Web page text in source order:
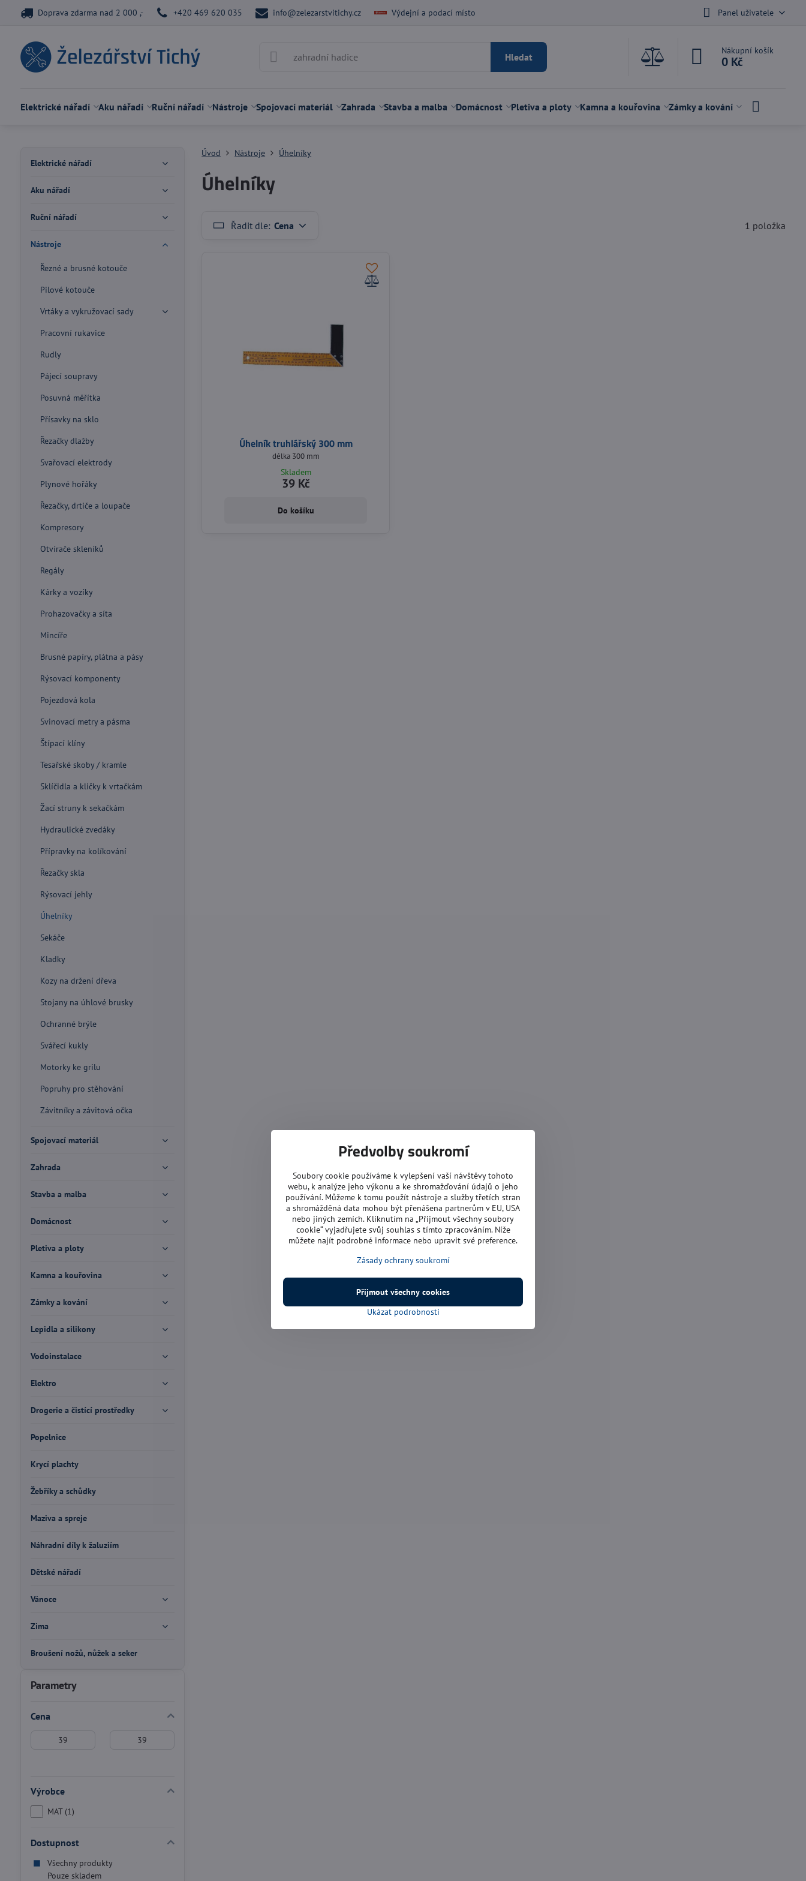
Doprava zdarma nad 2 000 ,- +420 469 620 035 info@zelezarstvitichy.cz Výdejní a podací místo Panel uživatele
Hledat
Nákupní košík
0 Kč
Elektrické nářadí Aku nářadí Ruční nářadí Nástroje Spojovací materiál Zahrada Stavba a malba Domácnost Pletiva a ploty Kamna a kouřovina Zámky a kování
Úvod Nástroje Úhelníky
Úhelníky
Řadit dle: Cena 1 položka
Úhelník truhlářský 300 mm
délka 300 mm
Skladem
39 Kč
Do košíku
Parametry
Cena
Výrobce
MAT (1)
Dostupnost
Všechny produkty
Pouze skladem
Elektrické nářadí
Aku nářadí
Ruční nářadí
Nástroje
Řezné a brusné kotouče
Pilové kotouče
Vrtáky a vykružovací sady
Pracovní rukavice
Rudly
Pájecí soupravy
Posuvná měřítka
Přísavky na sklo
Řezačky dlažby
Svařovací elektrody
Plynové hořáky
Řezačky, drtiče a loupače
Kompresory
Otvírače skleníků
Regály
Kárky a vozíky
Prohazovačky a síta
Mincíře
Brusné papíry, plátna a pásy
Rýsovací komponenty
Pojezdová kola
Svinovací metry a pásma
Štípací klíny
Tesařské skoby / kramle
Sklíčidla a kličky k vrtačkám
Žací struny k sekačkám
Hydraulické zvedáky
Přípravky na kolíkování
Řezačky skla
Rýsovací jehly
Úhelníky
Sekáče
Kladky
Kozy na držení dřeva
Stojany na úhlové brusky
Ochranné brýle
Svářecí kukly
Motorky ke grilu
Popruhy pro stěhování
Závitníky a závitová očka
Spojovací materiál
Zahrada
Stavba a malba
Domácnost
Pletiva a ploty
Kamna a kouřovina
Zámky a kování
Lepidla a silikony
Vodoinstalace
Elektro
Drogerie a čistící prostředky
Popelnice
Krycí plachty
Žebříky a schůdky
Maziva a spreje
Náhradní díly k žaluziím
Dětské nářadí
Vánoce
Zima
Broušení nožů, nůžek a seker
Předvolby soukromí
Soubory cookie používáme k vylepšení vaší návštěvy tohoto
webu, k analýze jeho výkonu a ke shromažďování údajů o jeho
používání. Můžeme k tomu použít nástroje a služby třetích stran
a shromážděná data mohou být přenášena partnerům v EU, USA
nebo jiných zemích. Kliknutím na „Přijmout všechny soubory
cookie“ vyjadřujete svůj souhlas s tímto zpracováním. Níže
můžete najít podrobné informace nebo upravit své preference.
Zásady ochrany soukromí
Ukázat podrobnosti
Přijmout všechny cookies